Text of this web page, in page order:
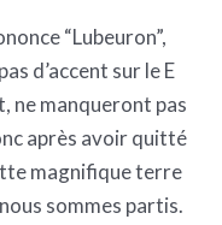
“Lubeuron”,
d’accent sur le E
ne manqueront pas
après avoir quitté
magnifique terre
sommes partis.